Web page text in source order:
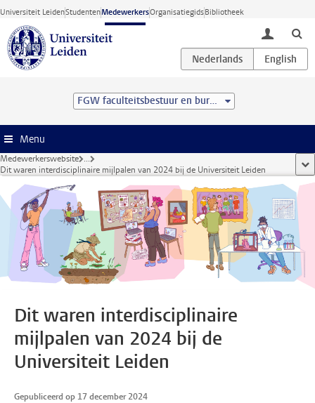
Ga direct naar de inhoud
Universiteit LeidenStudentenMedewerkersOrganisatiegidsBibliotheek
toggle
FGW faculteitsbestuur en bureau
Menu
Medewerkerswebsite ...
Dit waren interdisciplinaire mijlpalen van 2024 bij de Universiteit Leiden
Dit waren interdisciplinaire
mijlpalen van 2024 bij de
Universiteit Leiden
Gepubliceerd op 17 december 2024